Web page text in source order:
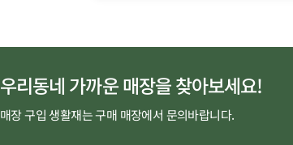
우리동네 가까운 매장을 찾아보세요!
매장 구입 생활재는 구매 매장에서 문의바랍니다.